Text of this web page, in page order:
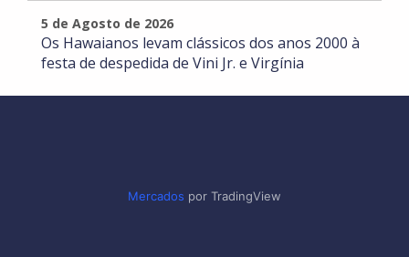
5 de Agosto de 2026
Os Hawaianos levam clássicos dos anos 2000 à
festa de despedida de Vini Jr. e Virgínia
Mercados por TradingView